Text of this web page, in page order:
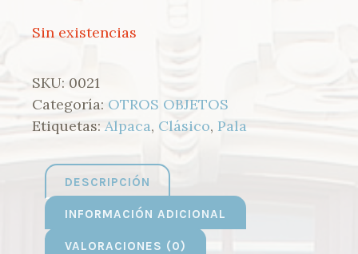
Sin existencias
SKU: 0021
Categoría: OTROS OBJETOS
Etiquetas: Alpaca, Clásico, Pala
DESCRIPCIÓN
INFORMACIÓN ADICIONAL
VALORACIONES (0)